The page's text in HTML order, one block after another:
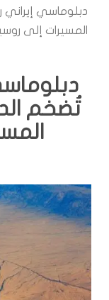
دبلوماسي إيراني
المسيرات إلى
تُضخم